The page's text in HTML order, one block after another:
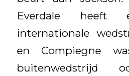
Everdale heeft
internationale
en Compiegne